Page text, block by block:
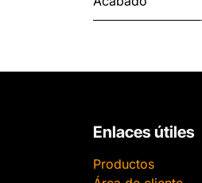
Enlaces útiles
Productos